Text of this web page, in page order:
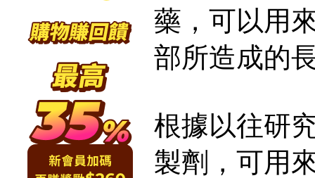
藥，可以用
部所造成的
根據以往研
製劑，可用